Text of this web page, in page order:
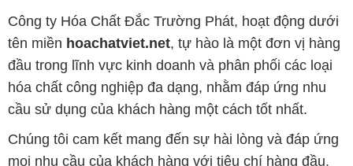
Công ty Hóa Chất Đắc Trường Phát, hoạt động dưới
tên miền hoachatviet.net, tự hào là một đơn vị hàng
đầu trong lĩnh vực kinh doanh và phân phối các loại
hóa chất công nghiệp đa dạng, nhằm đáp ứng nhu
cầu sử dụng của khách hàng một cách tốt nhất.
Chúng tôi cam kết mang đến sự hài lòng và đáp ứng
mọi nhu cầu của khách hàng với tiêu chí hàng đầu.